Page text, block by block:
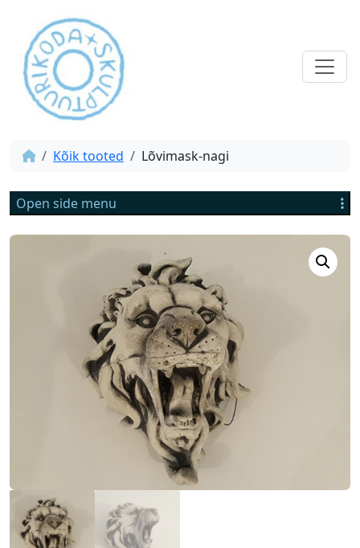
Kõik tooted Lõvimask-nagi
Open side menu